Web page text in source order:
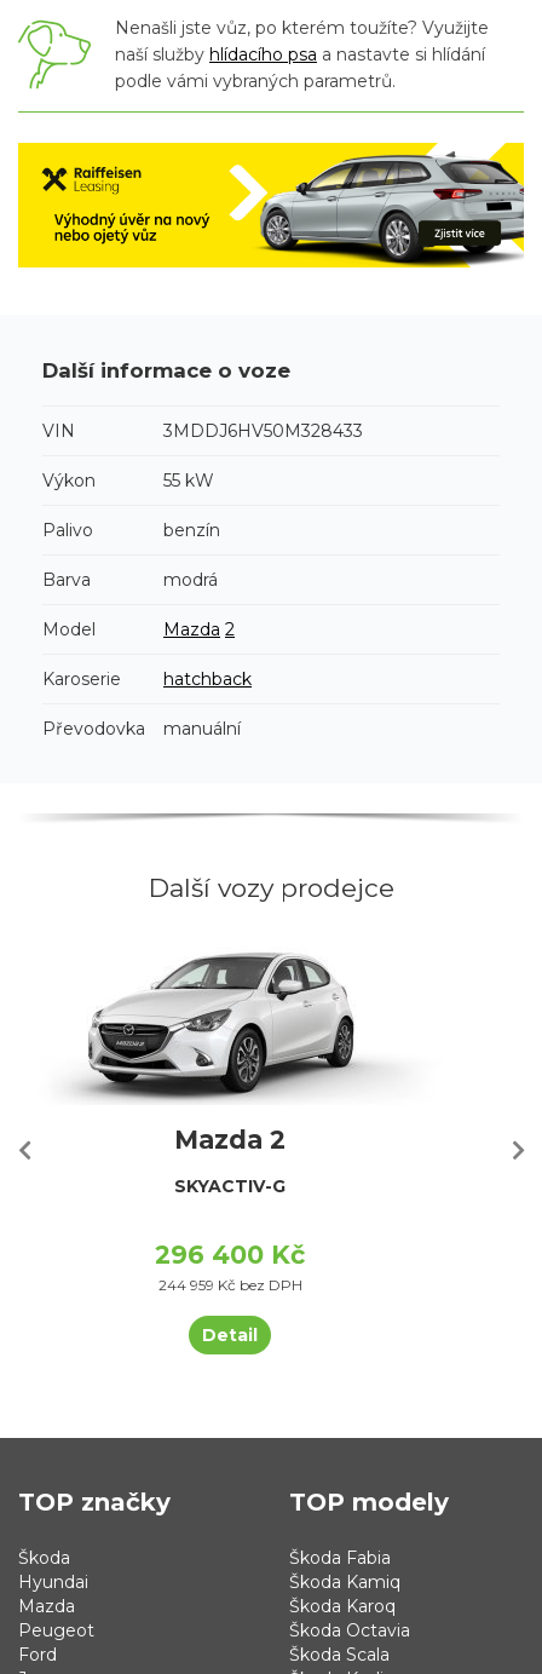
Nenašli jste vůz, po kterém toužíte? Využijte
naší služby hlídacího psa a nastavte si hlídání
podle vámi vybraných parametrů.
Další informace o voze
VIN 3MDDJ6HV50M328433
Výkon 55 kW
Palivo benzín
Barva modrá
Model Mazda 2
Karoserie hatchback
Převodovka manuální
Další vozy prodejce
Mazda 2
SKYACTIV-G
296 400 Kč
244 959 Kč bez DPH
Detail
TOP značky
Škoda
Hyundai
Mazda
Peugeot
Ford
TOP modely
Škoda Fabia
Škoda Kamiq
Škoda Karoq
Škoda Octavia
Škoda Scala